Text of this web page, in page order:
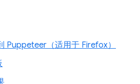
Puppeteer（适用于 Firefox）